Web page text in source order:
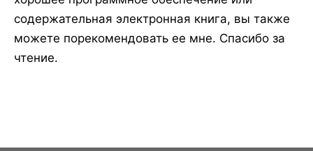
содержательная электронная книга, вы также
можете порекомендовать ее мне. Спасибо за
чтение.